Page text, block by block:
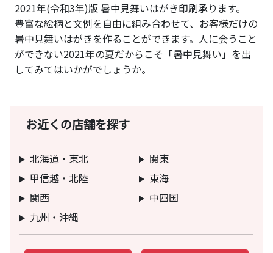
2021年(令和3年)版 暑中見舞いはがき印刷承ります。
豊富な絵柄と文例を自由に組み合わせて、お客様だけの
暑中見舞いはがきを作ることができます。人に会うこと
ができない2021年の夏だからこそ「暑中見舞い」を出
してみてはいかがでしょうか。
お近くの店舗を探す
北海道・東北
関東
甲信越・北陸
東海
関西
中四国
九州・沖縄